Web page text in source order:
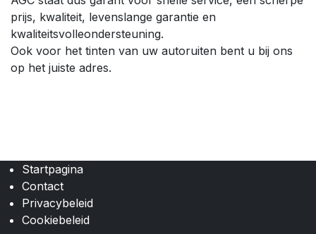
prijs, kwaliteit, levenslange garantie en
kwaliteitsvolleondersteuning.
Ook voor het tinten van uw autoruiten bent u bij ons
op het juiste adres.
Startpagina
Contact
Privacybeleid
Cookiebeleid